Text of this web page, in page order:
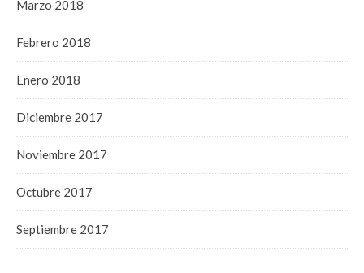
Marzo 2018
Febrero 2018
Enero 2018
Diciembre 2017
Noviembre 2017
Octubre 2017
Septiembre 2017